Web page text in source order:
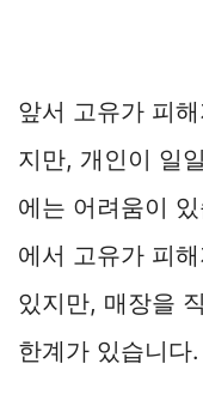
앞서 고유가 피
지만, 개인이 일
에는 어려움이
에서 고유가 피
있지만, 매장을
한계가 있습니다.